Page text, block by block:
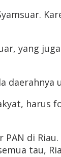
yang
di
tau,